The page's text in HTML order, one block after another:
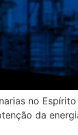
no
da